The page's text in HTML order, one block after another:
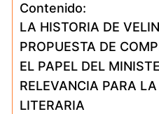
Contenido:
LA HISTORIA DE
PROPUESTA DE
EL PAPEL DEL
RELEVANCIA PARA
LITERARIA